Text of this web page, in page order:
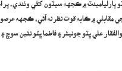
پارليامينٽ ۾ ڪجهه سيٽون کڻي وٺندي، پر
مقابلي ۾ ڪابه قوت نظر نه آئي، ڪجهه
علي ڀٽو جونيئر ۽ فاطما ڀٽو نئين سوچ ۽